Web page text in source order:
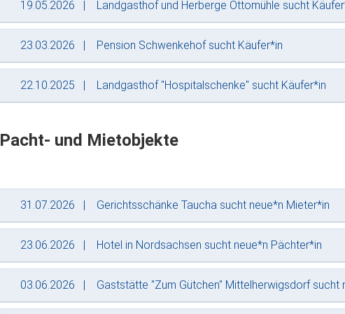
19.05.2026 Landgasthof und Herberge Ottomühle sucht
23.03.2026 Pension Schwenkehof sucht Käufer*in
22.10.2025 Landgasthof "Hospitalschenke" sucht Käufer*in
Pacht- und Mietobjekte
31.07.2026 Gerichtsschänke Taucha sucht neue*n Mieter*in
23.06.2026 Hotel in Nordsachsen sucht neue*n Pächter*in
03.06.2026 Gaststätte "Zum Gütchen" Mittelherwigsdorf sucht